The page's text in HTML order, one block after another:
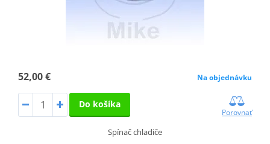
52,00 € Na objednávku
Do košíka
Porovnať
Spínač chladiče